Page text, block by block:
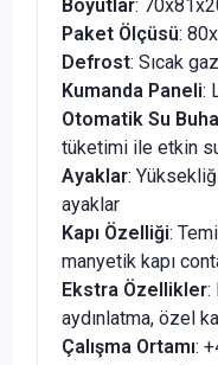
Boyutlar:
Paket Ölçüsü:
Defrost: Sıcak
Kumanda Paneli:
Otomatik Su
tüketimi ile etkin
Ayaklar:
ayaklar
Kapı Özelliği:
manyetik kapı
Ekstra Özellikler:
aydınlatma, özel
Çalışma Ortamı: